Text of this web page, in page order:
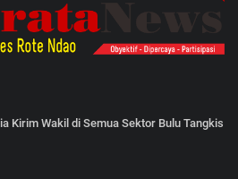
Kirim Wakil di Semua Sektor Bulu Tangkis